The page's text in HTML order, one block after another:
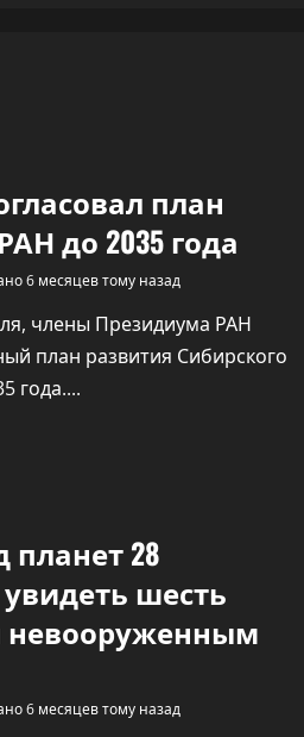
план
до 2035 года
6 месяцев тому назад
члены Президиума РАН
план развития Сибирского
года....
планет 28
шесть
невооруженным
6 месяцев тому назад
любовники